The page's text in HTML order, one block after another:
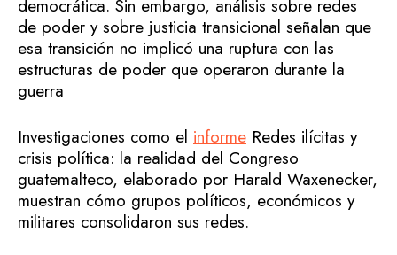
democrática. Sin embargo, análisis sobre redes
de poder y sobre justicia transicional señalan que
esa transición no implicó una ruptura con las
estructuras de poder que operaron durante la
guerra
Investigaciones como el informe Redes ilícitas y
crisis política: la realidad del Congreso
guatemalteco, elaborado por Harald Waxenecker,
muestran cómo grupos políticos, económicos y
militares consolidaron sus redes.